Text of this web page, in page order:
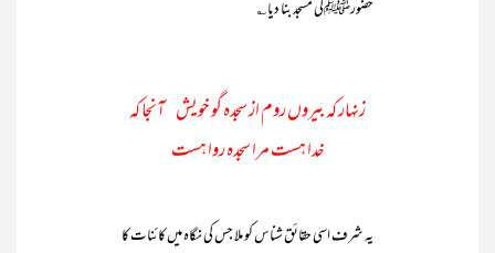
حضورﷺکی مسجد بنا دیا؎
زنہار کہ بیروں روم از سجدہ گو خویش آنجا کہ
خدا ہست مرا سجدہ روا ہست
یہ شرف اسی حقائق شناس کو ملا جس کی نگاہ میں کائنات کا